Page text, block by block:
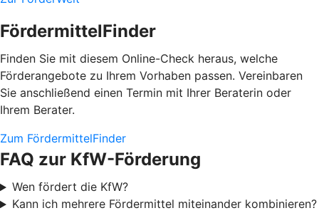
FördermittelFinder
Finden Sie mit diesem Online-Check heraus, welche
Förderangebote zu Ihrem Vorhaben passen. Vereinbaren
Sie anschließend einen Termin mit Ihrer Beraterin oder
Ihrem Berater.
Zum FördermittelFinder
FAQ zur KfW-Förderung
Wen fördert die KfW?
Kann ich mehrere Fördermittel miteinander kombinieren?